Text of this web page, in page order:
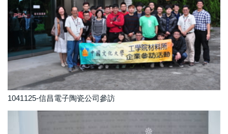
1041125-信昌電子陶瓷公司參訪